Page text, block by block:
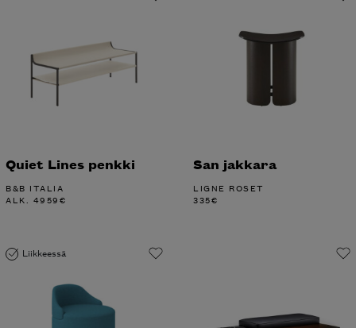
Quiet Lines penkki
B&B ITALIA
ALK. 4959€
San jakkara
LIGNE ROSET
335€
Liikkeessä